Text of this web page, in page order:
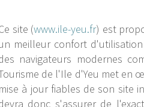
site (www.ile-yeu.fr) est
meilleur confort
navigateurs modernes
de l'Ile d'Yeu met en
mise à jour fiables de son site
donc s'assurer de